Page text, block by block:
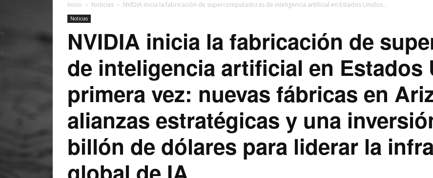
Inicio Noticias NVIDIA inicia la fabricación de supercomputadoras de inteligencia artificial en Estados Unidos...
Noticias
NVIDIA inicia la fabricación de
de inteligencia artificial en Estados
primera vez: nuevas fábricas en
alianzas estratégicas y una
billón de dólares para liderar la